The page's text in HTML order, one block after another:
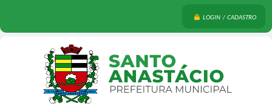
LOGIN / CADASTRO